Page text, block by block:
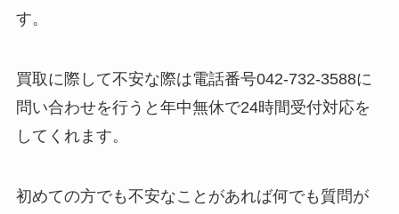
す。
買取に際して不安な際は電話番号042-732-3588に
問い合わせを行うと年中無休で24時間受付対応を
してくれます。
初めての方でも不安なことがあれば何でも質問が